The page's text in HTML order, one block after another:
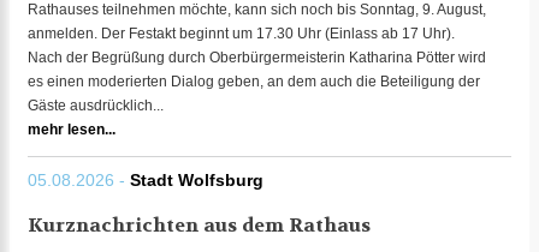
Rathauses teilnehmen möchte, kann sich noch bis Sonntag, 9. August,
anmelden. Der Festakt beginnt um 17.30 Uhr (Einlass ab 17 Uhr).
Nach der Begrüßung durch Oberbürgermeisterin Katharina Pötter wird
es einen moderierten Dialog geben, an dem auch die Beteiligung der
Gäste ausdrücklich...
mehr lesen...
05.08.2026 - Stadt Wolfsburg
Kurznachrichten aus dem Rathaus